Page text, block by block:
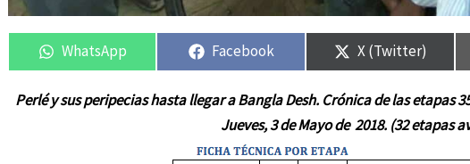
Compartir
en
WhatsApp
Compartir
en
Facebook
Compartir
en
X (Twitter)
Perlé y sus peripecias hasta llegar a Bangla Desh. Crónica de las etapas
Jueves, 3 de Mayo de 2018. (32 etapas
Compartir
en
Compartir
en
Compartir
en